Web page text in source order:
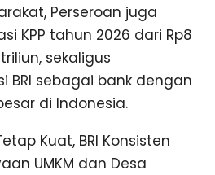
Perseroan juga
KPP tahun 2026 dari Rp8
sekaligus
BRI sebagai bank dengan
di Indonesia.
Kuat, BRI Konsisten
UMKM dan Desa